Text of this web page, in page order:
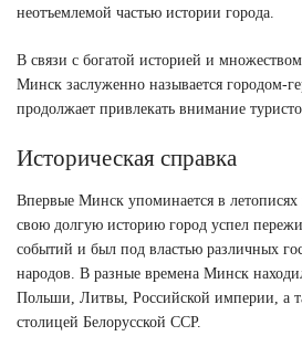
неотъемлемой частью истории города.
В связи с богатой историей и
Минск заслуженно называется городом-
продолжает привлекать внимание
Историческая справка
Впервые Минск упоминается в летописях
свою долгую историю город успел
событий и был под властью различных
народов. В разные времена Минск
Польши, Литвы, Российской империи, а
столицей Белорусской ССР.